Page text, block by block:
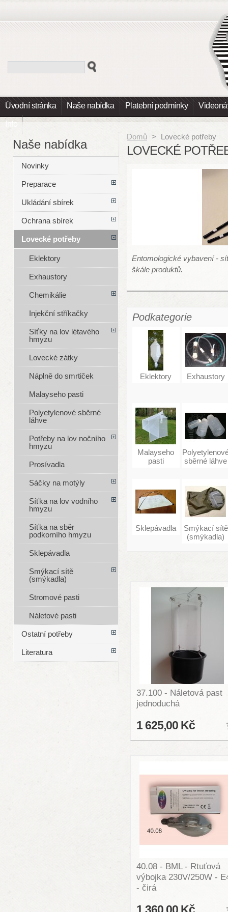
Úvodní stránka Naše nabídka Platební podmínky
Info
Domů > Lovecké potřeby
LOVECKÉ
Entomologické vybavení -
škále produktů.
Podkategorie
Eklektory Exhaustory
Malayseho
pasti
sběrné láhve
Sklepávadla
Smýkací sítě
(smýkadla)
37.100 - Náletová past
jednoduchá
1 625,00 Kč
40.08 - BML - Rtuťová
výbojka 230V/250W -
- čirá
Naše nabídka
Novinky
Preparace
Ukládání sbírek
Ochrana sbírek
Lovecké potřeby
Eklektory
Exhaustory
Chemikálie
Injekční stříkačky
Síťky na lov létavého
hmyzu
Lovecké zátky
Náplně do smrtiček
Malayseho pasti
Polyetylenové sběrné
láhve
Potřeby na lov nočního
hmyzu
Prosívadla
Sáčky na motýly
Síťka na lov vodního
hmyzu
Síťka na sběr
podkorního hmyzu
Sklepávadla
Smýkací sítě
(smýkadla)
Stromové pasti
Náletové pasti
Ostatní potřeby
Literatura